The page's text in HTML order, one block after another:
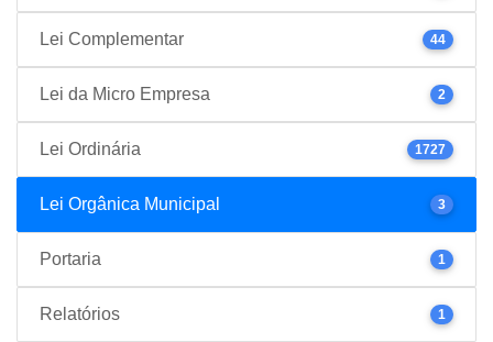
Lei Complementar 44
Lei da Micro Empresa 2
Lei Ordinária 1727
Lei Orgânica Municipal 3
Portaria 1
Relatórios 1